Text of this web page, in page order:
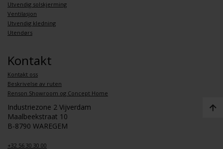
Utvendig solskjerming
Ventilasjon
Utvendig kledning
Utendørs
Kontakt
Kontakt oss
Beskrivelse av ruten
Renson Showroom og Concept Home
Industriezone 2 Vijverdam
Maalbeekstraat 10
B-8790 WAREGEM
+32 56 30 30 00